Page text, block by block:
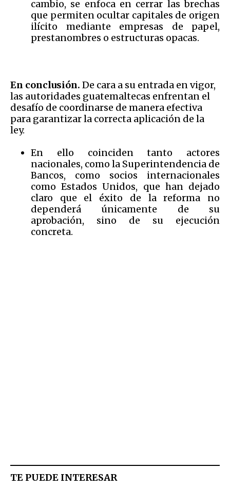
cambio, se enfoca en cerrar las brechas
que permiten ocultar capitales de origen
ilícito mediante empresas de papel,
prestanombres o estructuras opacas.
En conclusión. De cara a su entrada en vigor,
las autoridades guatemaltecas enfrentan el
desafío de coordinarse de manera efectiva
para garantizar la correcta aplicación de la
ley.
En ello coinciden tanto actores
nacionales, como la Superintendencia de
Bancos, como socios internacionales
como Estados Unidos, que han dejado
claro que el éxito de la reforma no
dependerá únicamente de su
aprobación, sino de su ejecución
concreta.
TE PUEDE INTERESAR